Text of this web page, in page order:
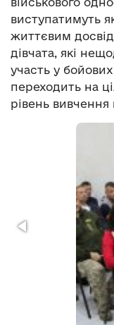
виступатимуть
життєвим
дівчата, які
участь у
переходить на
рівень